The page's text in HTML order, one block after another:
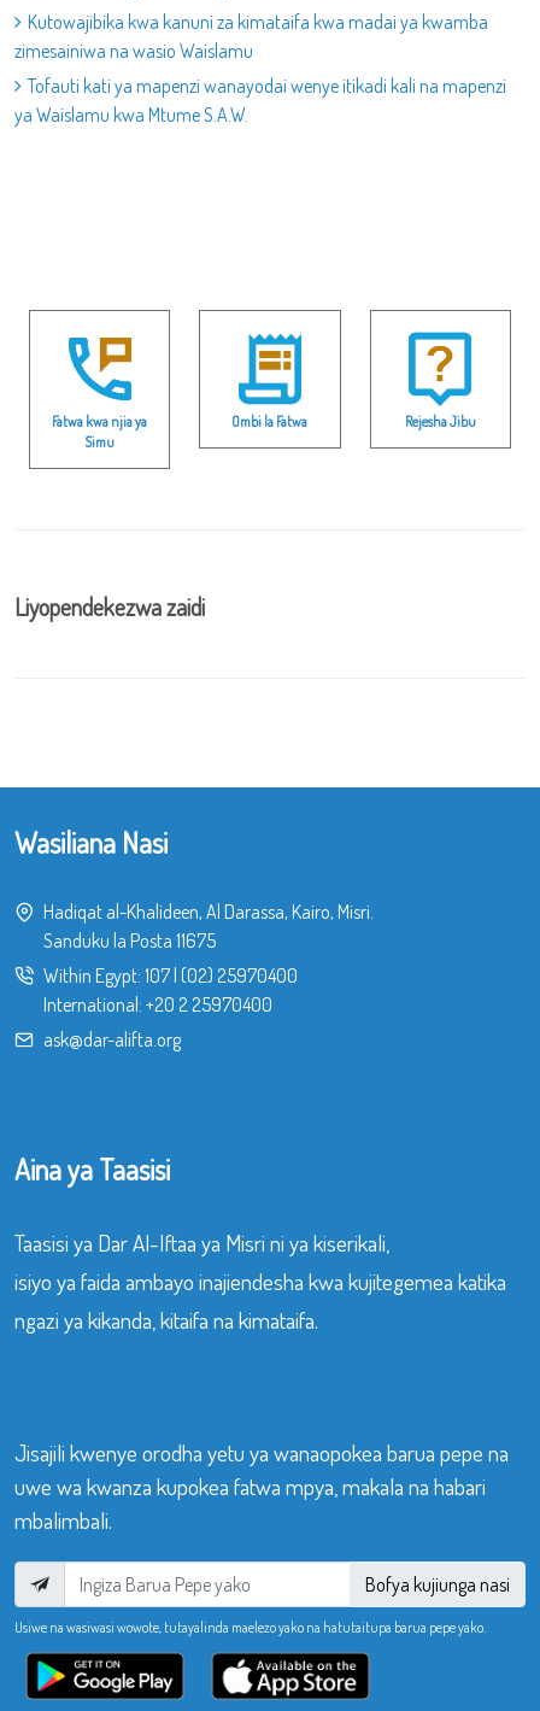
Kutowajibika kwa kanuni za kimataifa kwa madai ya kwamba
zimesainiwa na wasio Waislamu
Tofauti kati ya mapenzi wanayodai wenye itikadi kali na mapenzi
ya Waislamu kwa Mtume S.A.W.
Fatwa kwa njia ya
Simu
Ombi la Fatwa Rejesha Jibu
Liyopendekezwa zaidi
Wasiliana Nasi
Hadiqat al-Khalideen, Al Darassa, Kairo, Misri.
Sanduku la Posta 11675
Within Egypt: 107| (02) 25970400
International: +20 2 25970400
ask@dar-alifta.org
Aina ya Taasisi
Taasisi ya Dar Al-Iftaa ya Misri ni ya kiserikali,
isiyo ya faida ambayo inajiendesha kwa kujitegemea katika
ngazi ya kikanda, kitaifa na kimataifa.
Jisajili kwenye orodha yetu ya wanaopokea barua pepe na
uwe wa kwanza kupokea fatwa mpya, makala na habari
mbalimbali.
Bofya kujiunga nasi
Usiwe na wasiwasi wowote, tutayalinda maelezo yako na hatutaitupa barua pepe yako.